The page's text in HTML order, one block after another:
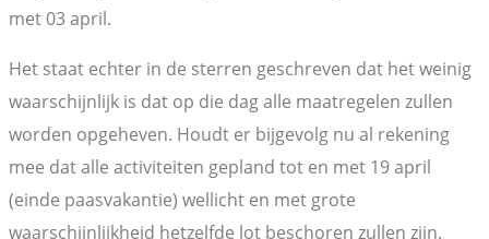
met 03 april.
Het staat echter in de sterren geschreven dat het weinig
waarschijnlijk is dat op die dag alle maatregelen zullen
worden opgeheven. Houdt er bijgevolg nu al rekening
mee dat alle activiteiten gepland tot en met 19 april
(einde paasvakantie) wellicht en met grote
waarschijnlijkheid hetzelfde lot beschoren zullen zijn.